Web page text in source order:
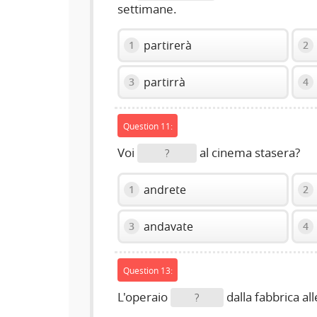
settimane.
1 partirerà 2
3 partirrà 4
Question 11:
Voi ? al cinema stasera?
1 andrete 2
3 andavate 4
Question 13:
L'operaio ? dalla fabbrica